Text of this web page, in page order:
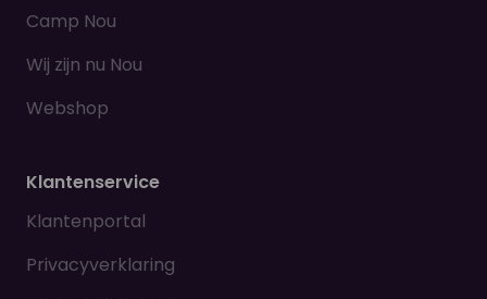
Camp Nou
Wij zijn nu Nou
Webshop
Klantenservice
Klantenportal
Privacyverklaring